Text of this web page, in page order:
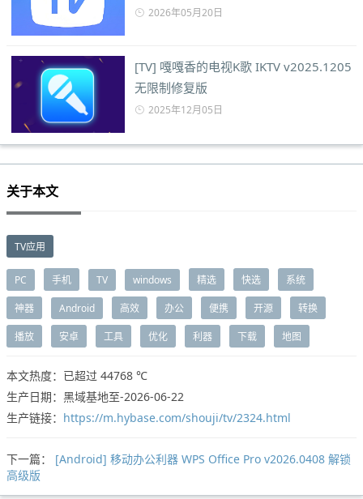
2026年05月20日
[TV] 嘎嘎香的电视K歌 IKTV v2025.1205
无限制修复版
2025年12月05日
关于本文
TV应用
PC 手机 TV windows 精选 快选 系统
神器 Android 高效 办公 便携 开源 转换
播放 安卓 工具 优化 利器 下载 地图
本文热度：已超过 44768 ℃
生产日期：黑域基地至-2026-06-22
生产链接： https://m.hybase.com/shouji/tv/2324.html
下一篇：
[Android] 移动办公利器 WPS Office Pro v2026.0408 解锁
高级版